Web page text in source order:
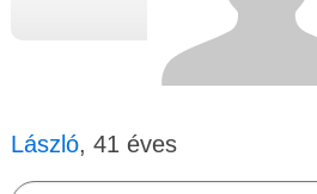
László, 41 éves